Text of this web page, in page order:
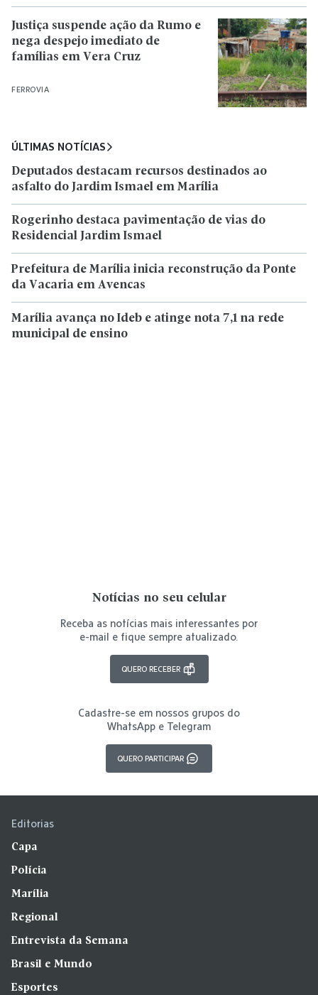
FERROVIA
Justiça suspende ação da Rumo e
nega despejo imediato de
famílias em Vera Cruz
ÚLTIMAS NOTÍCIAS
Deputados destacam recursos destinados ao
asfalto do Jardim Ismael em Marília
Rogerinho destaca pavimentação de vias do
Residencial Jardim Ismael
Prefeitura de Marília inicia reconstrução da Ponte
da Vacaria em Avencas
Marília avança no Ideb e atinge nota 7,1 na rede
municipal de ensino
Notícias no seu celular
Receba as notícias mais interessantes por
e-mail e fique sempre atualizado.
QUERO RECEBER
Cadastre-se em nossos grupos do
WhatsApp e Telegram
QUERO PARTICIPAR
Editorias
Capa
Polícia
Marília
Regional
Entrevista da Semana
Brasil e Mundo
Esportes